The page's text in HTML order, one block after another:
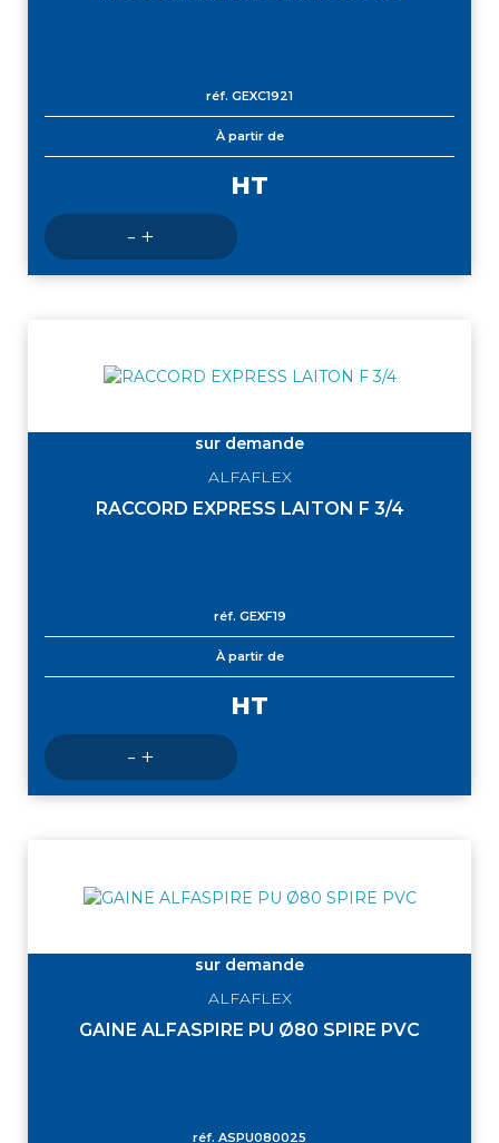
réf. GEXC1921
À partir de
HT
- Nombre
de
produits
+
sur demande
ALFAFLEX
RACCORD EXPRESS LAITON F 3/4
réf. GEXF19
À partir de
HT
- Nombre
de
produits
+
sur demande
ALFAFLEX
GAINE ALFASPIRE PU Ø80 SPIRE PVC
réf. ASPU080025